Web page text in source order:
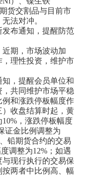
货交割品与目前市
法对冲。
布通知，提醒防范
期，市场波动加
理性投资，维护市
，提醒会员单位和
共同维护市场平稳
和涨跌停板幅度作
）收盘结算时起，黄
，涨跌停板幅度
证金比例调整为
铅期货合约的交易
调整为12%；如遇
与现行执行的交易保
两者中比例高、幅